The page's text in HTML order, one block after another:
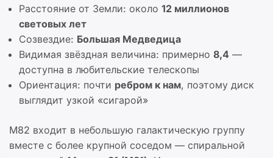
Расстояние от Земли: около 12 миллионов
световых лет
Созвездие: Большая Медведица
Видимая звёздная величина: примерно 8,4 —
доступна в любительские телескопы
Ориентация: почти ребром к нам, поэтому диск
выглядит узкой «сигарой»
M82 входит в небольшую галактическую группу
вместе с более крупной соседом — спиральной